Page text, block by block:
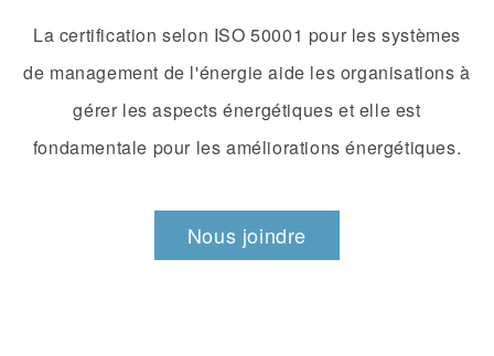
La certification selon ISO 50001 pour les systèmes
de management de l'énergie aide les organisations à
gérer les aspects énergétiques et elle est
fondamentale pour les améliorations énergétiques.
Nous joindre